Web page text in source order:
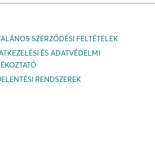
SZERZŐDÉSI FELTÉTELEK
ÉS ADATVÉDELMI
RENDSZEREK